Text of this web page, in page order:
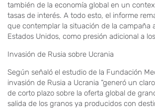
también de la economía global en un
tasas de interés. A todo esto, el informe
que contemplar la situación de la campaña
Estados Unidos, como presión adicional a
Invasión de Rusia sobre Ucrania
Según señaló el estudio de la Fundación
invasión de Rusia a Ucrania “generó un
de corto plazo sobre la oferta global de
salida de los granos ya producidos con